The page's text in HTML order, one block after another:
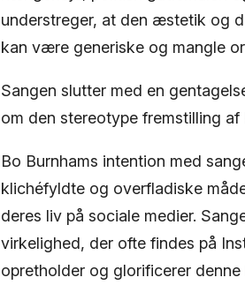
understreger, at den æstetik og
kan være generiske og mangle
Sangen slutter med en
om den stereotype fremstilling
Bo Burnhams intention med
klichéfyldte og overfladiske
deres liv på sociale medier.
virkelighed, der ofte findes på
opretholder og glorificerer denne